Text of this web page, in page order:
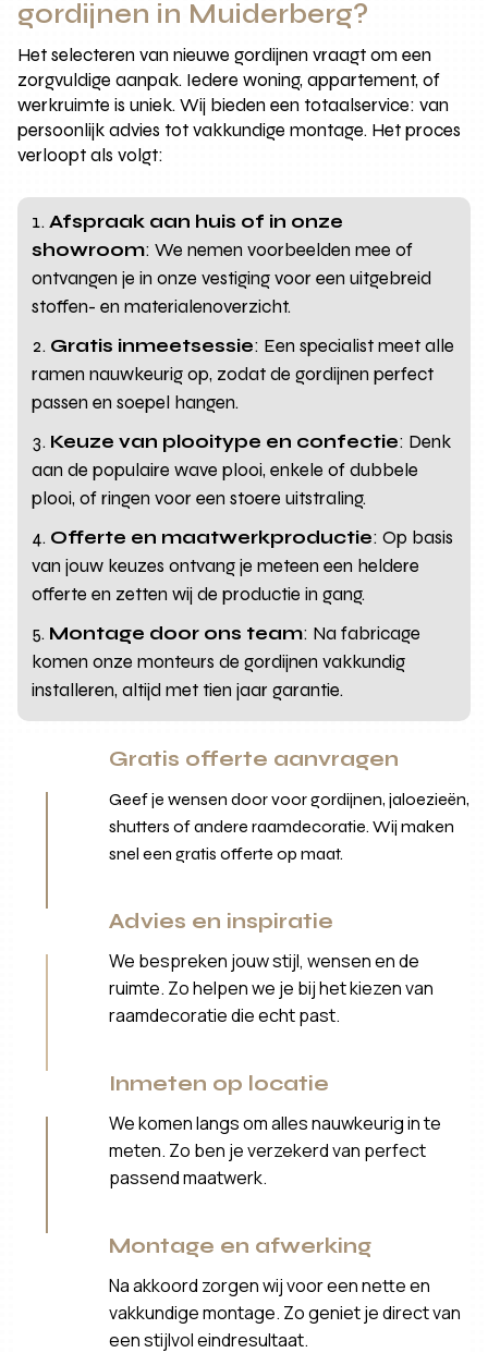
gordijnen in Muiderberg?
Het selecteren van nieuwe gordijnen vraagt om een
zorgvuldige aanpak. Iedere woning, appartement, of
werkruimte is uniek. Wij bieden een totaalservice: van
persoonlijk advies tot vakkundige montage. Het proces
verloopt als volgt:
Afspraak aan huis of in onze
showroom: We nemen voorbeelden mee of
ontvangen je in onze vestiging voor een uitgebreid
stoffen- en materialenoverzicht.
Gratis inmeetsessie: Een specialist meet alle
ramen nauwkeurig op, zodat de gordijnen perfect
passen en soepel hangen.
Keuze van plooitype en confectie: Denk
aan de populaire wave plooi, enkele of dubbele
plooi, of ringen voor een stoere uitstraling.
Offerte en maatwerkproductie: Op basis
van jouw keuzes ontvang je meteen een heldere
offerte en zetten wij de productie in gang.
Montage door ons team: Na fabricage
komen onze monteurs de gordijnen vakkundig
installeren, altijd met tien jaar garantie.
Gratis offerte aanvragen
Geef je wensen door voor gordijnen, jaloezieën,
shutters of andere raamdecoratie. Wij maken
snel een gratis offerte op maat.
Advies en inspiratie
We bespreken jouw stijl, wensen en de
ruimte. Zo helpen we je bij het kiezen van
raamdecoratie die echt past.
Inmeten op locatie
We komen langs om alles nauwkeurig in te
meten. Zo ben je verzekerd van perfect
passend maatwerk.
Montage en afwerking
Na akkoord zorgen wij voor een nette en
vakkundige montage. Zo geniet je direct van
een stijlvol eindresultaat.